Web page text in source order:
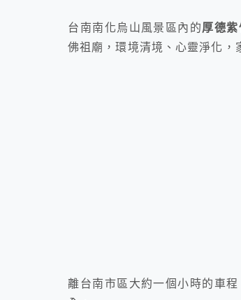
台南南化烏山風景區內的厚德紫
佛祖廟，環境清境、心靈淨化，
離台南市區大約一個小時的車